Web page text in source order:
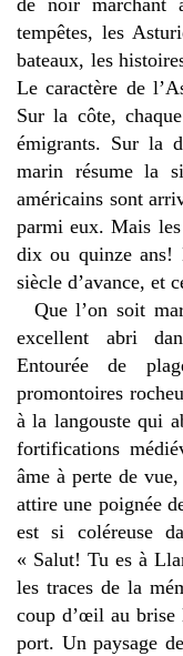
de noir marchant
tempêtes, les
bateaux, les
Le caractère de
Sur la côte,
émigrants. Sur la
marin résume la
américains sont
parmi eux. Mais
dix ou quinze ans!
siècle d’avance, et
Que l’on soit
excellent abri
Entourée de
promontoires
à la langouste qui
fortifications
âme à perte de
attire une poignée
est si coléreuse
« Salut! Tu es à
les traces de la
coup d’œil au brise
port. Un paysage